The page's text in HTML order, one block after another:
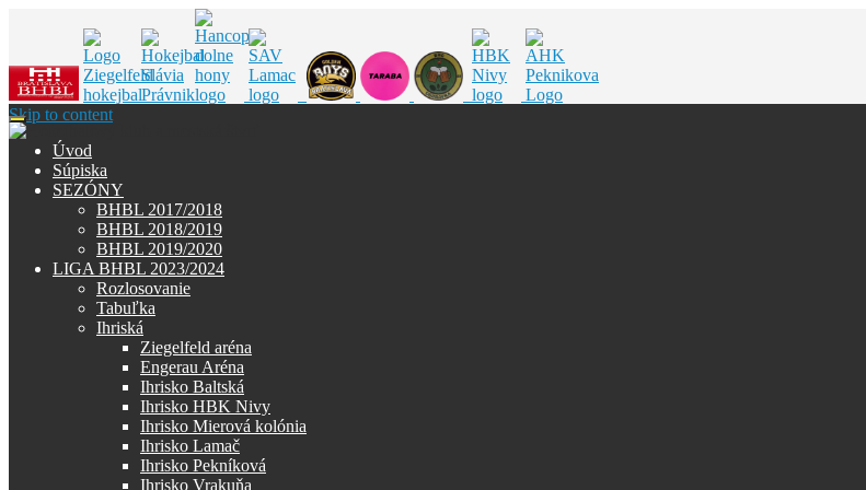
Skip to content
Úvod
Súpiska
SEZÓNY
BHBL 2017/2018
BHBL 2018/2019
BHBL 2019/2020
LIGA BHBL 2023/2024
Rozlosovanie
Tabuľka
Ihriská
Ziegelfeld aréna
Engerau Aréna
Ihrisko Baltská
Ihrisko HBK Nivy
Ihrisko Mierová kolónia
Ihrisko Lamač
Ihrisko Pekníková
Ihrisko Vrakuňa